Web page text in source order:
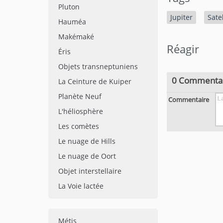
Pluton
Hauméa
Makémaké
Éris
Objets transneptuniens
La Ceinture de Kuiper
Planète Neuf
L'héliosphère
Les comètes
Le nuage de Hills
Le nuage de Oort
Objet interstellaire
La Voie lactée
Métis
Jupiter
Réagir
0
Commentaire